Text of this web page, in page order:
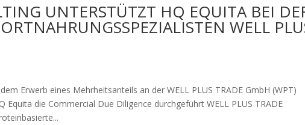
UNTERSTÜTZT HQ EQUITA BEI
WELL
Erwerb eines Mehrheitsanteils an der WELL PLUS TRADE GmbH (WPT)
die Commercial Due Diligence durchgeführt WELL PLUS TRADE